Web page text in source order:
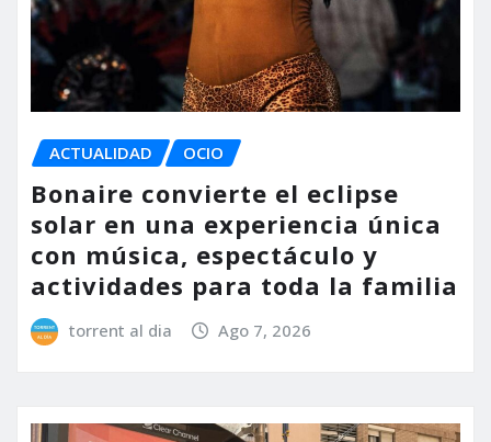
ACTUALIDAD OCIO
Bonaire convierte el eclipse
solar en una experiencia única
con música, espectáculo y
actividades para toda la familia
torrent al dia Ago 7, 2026